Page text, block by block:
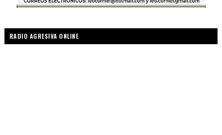
RADIO AGRESIVA ONLINE